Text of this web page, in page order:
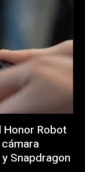
Robot
Snapdragon